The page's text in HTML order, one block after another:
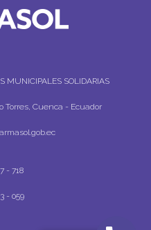
MUNICIPALES SOLIDARIAS
Torres, Cuenca - Ecuador
- 718
- 059